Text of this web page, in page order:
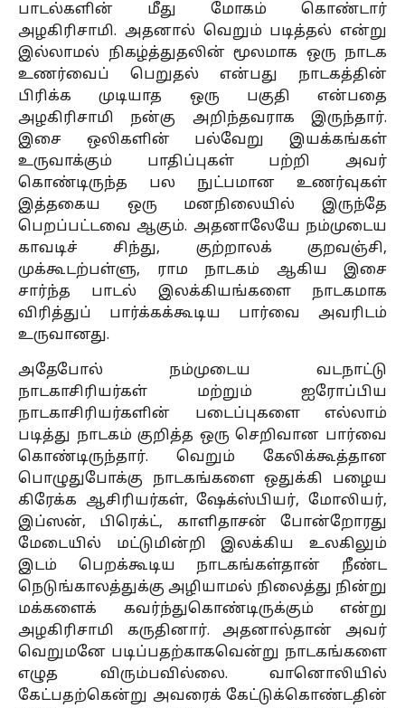
பாடல்களின் மீது மோகம் கொண்டார்
அழகிரிசாமி. அதனால் வெறும் படித்தல் என்று
இல்லாமல் நிகழ்த்துதலின் மூலமாக ஒரு நாடக
உணர்வைப் பெறுதல் என்பது நாடகத்தின்
பிரிக்க முடியாத ஒரு பகுதி என்பதை
அழகிரிசாமி நன்கு அறிந்தவராக இருந்தார்.
இசை ஒலிகளின் பல்வேறு இயக்கங்கள்
உருவாக்கும் பாதிப்புகள் பற்றி அவர்
கொண்டிருந்த பல நுட்பமான உணர்வுகள்
இத்தகைய ஒரு மனநிலையில் இருந்தே
பெறப்பட்டவை ஆகும். அதனாலேயே நம்முடைய
காவடிச் சிந்து, குற்றாலக் குறவஞ்சி,
முக்கூடற்பள்ளு, ராம நாடகம் ஆகிய இசை
சார்ந்த பாடல் இலக்கியங்களை நாடகமாக
விரித்துப் பார்க்கக்கூடிய பார்வை அவரிடம்
உருவானது.
அதேபோல் நம்முடைய வடநாட்டு
நாடகாசிரியர்கள் மற்றும் ஐரோப்பிய
நாடகாசிரியர்களின் படைப்புகளை எல்லாம்
படித்து நாடகம் குறித்த ஒரு செறிவான பார்வை
கொண்டிருந்தார். வெறும் கேலிக்கூத்தான
பொழுதுபோக்கு நாடகங்களை ஒதுக்கி பழைய
கிரேக்க ஆசிரியர்கள், ஷேக்ஸ்பியர், மோலியர்,
இப்ஸன், பிரெக்ட், காளிதாசன் போன்றோரது
மேடையில் மட்டுமின்றி இலக்கிய உலகிலும்
இடம் பெறக்கூடிய நாடகங்கள்தான் நீண்ட
நெடுங்காலத்துக்கு அழியாமல் நிலைத்து நின்று
மக்களைக் கவர்ந்துகொண்டிருக்கும் என்று
அழகிரிசாமி கருதினார். அதனால்தான் அவர்
வெறுமனே படிப்பதற்காகவென்று நாடகங்களை
எழுத விரும்பவில்லை. வானொலியில்
கேட்பதற்கென்று அவரைக் கேட்டுக்கொண்டதின்